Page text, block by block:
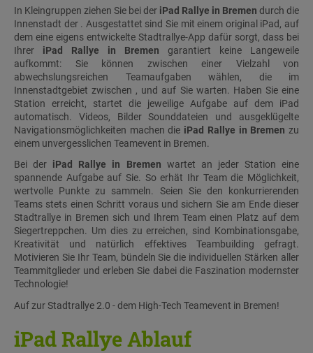
In Kleingruppen ziehen Sie bei der iPad Rallye in Bremen durch die
Innenstadt der . Ausgestattet sind Sie mit einem original iPad, auf
dem eine eigens entwickelte Stadtrallye-App dafür sorgt, dass bei
Ihrer iPad Rallye in Bremen garantiert keine Langeweile
aufkommt: Sie können zwischen einer Vielzahl von
abwechslungsreichen Teamaufgaben wählen, die im
Innenstadtgebiet zwischen , und auf Sie warten. Haben Sie eine
Station erreicht, startet die jeweilige Aufgabe auf dem iPad
automatisch. Videos, Bilder Sounddateien und ausgeklügelte
Navigationsmöglichkeiten machen die iPad Rallye in Bremen zu
einem unvergesslichen Teamevent in Bremen.
Bei der iPad Rallye in Bremen wartet an jeder Station eine
spannende Aufgabe auf Sie. So erhät Ihr Team die Möglichkeit,
wertvolle Punkte zu sammeln. Seien Sie den konkurrierenden
Teams stets einen Schritt voraus und sichern Sie am Ende dieser
Stadtrallye in Bremen sich und Ihrem Team einen Platz auf dem
Siegertreppchen. Um dies zu erreichen, sind Kombinationsgabe,
Kreativität und natürlich effektives Teambuilding gefragt.
Motivieren Sie Ihr Team, bündeln Sie die individuellen Stärken aller
Teammitglieder und erleben Sie dabei die Faszination modernster
Technologie!
Auf zur Stadtrallye 2.0 - dem High-Tech Teamevent in Bremen!
iPad Rallye Ablauf